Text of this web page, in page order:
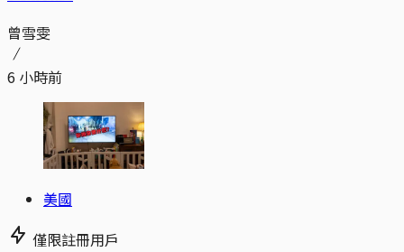
曾雪雯
6 小時前
美國
僅限註冊用戶